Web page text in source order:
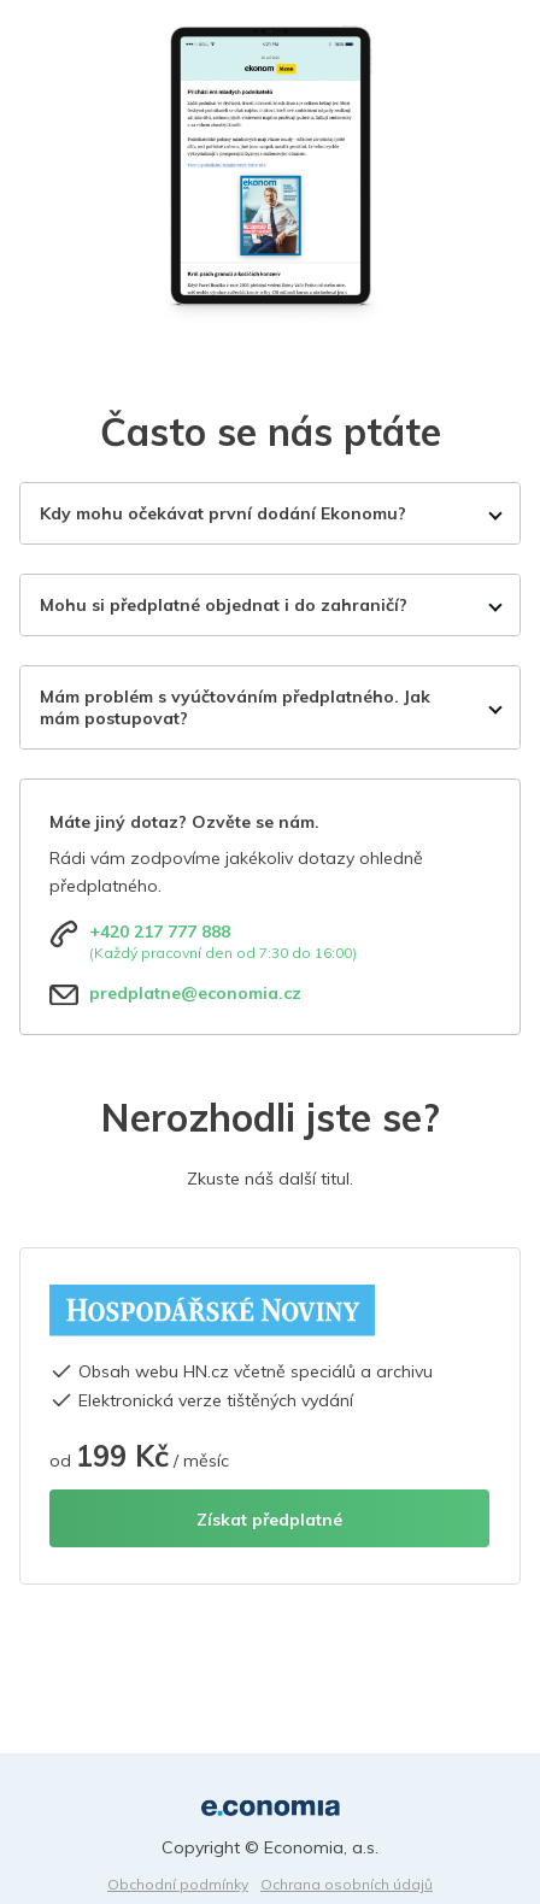
Často se nás ptáte
Kdy mohu očekávat první dodání Ekonomu?
Mohu si předplatné objednat i do zahraničí?
Mám problém s vyúčtováním předplatného. Jak
mám postupovat?
Máte jiný dotaz? Ozvěte se nám.
Rádi vám zodpovíme jakékoliv dotazy ohledně
předplatného.
+420 217 777 888
(Každý pracovní den od 7:30 do 16:00)
predplatne@economia.cz
Nerozhodli jste se?
Zkuste náš další titul.
Obsah webu HN.cz včetně speciálů a archivu
Elektronická verze tištěných vydání
od 199 Kč / měsíc
Získat předplatné
Obchodní podmínky
Ochrana osobních údajů
Copyright © Economia, a.s.